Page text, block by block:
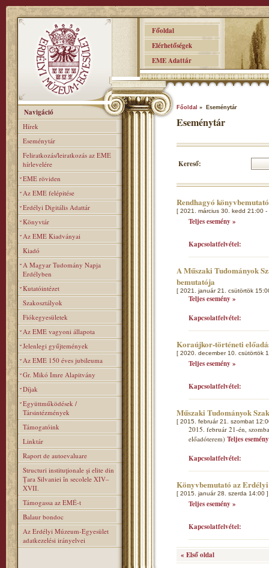
Főoldal
Elérhetőségek
EME Adattár
Navigáció
Hírek
Eseménytár
Feliratkozás/leiratkozás az EME
hírlevelére
EME röviden
Az EME felépitése
Erdélyi Digitális Adattár
Könyvtár
Az EME Kiadványai
Kiadó
A Magyar Tudomány Napja
Erdélyben
Kutatóintézet
Szakosztályok
Fiókegyesületek
Az EME vagyoni állapota
Jelenlegi gyűjtemények
Az EME 150 éves jubileuma
Gr. Mikó Imre Alapitvány
Díjak
Együttműködések /
Társintézmények
Támogatóink
Linktár
Raport de autoevaluare
Structuri instituţionale şi elite din
Ţara Silvaniei în secolele XIV–
XVII.
Támogassa az EMÉ-t
Balaur bondoc
Az Erdélyi Múzeum-Egyesület
adatkezelési irányelvei
Főoldal » Eseménytár
Eseménytár
Kereső:
Rendhagyó
[ 2021. március 30. kedd 21:00
Teljes esemény »
Kapcsolatfelvétel:
A Műszaki Tudományok
bemutatója
[ 2021. január 21. csütörtök
Teljes esemény »
Kapcsolatfelvétel:
Koraújkor-történeti
[ 2020. december 10. csütörtök
Teljes esemény »
Kapcsolatfelvétel:
Műszaki Tudományok
[ 2015. február 21. szombat
2015. február 21-én,
előadóterem) Teljes
Kapcsolatfelvétel:
Könyvbemutató az
[ 2015. január 28. szerda 14:00 ]
Teljes esemény »
Kapcsolatfelvétel:
« Első oldal